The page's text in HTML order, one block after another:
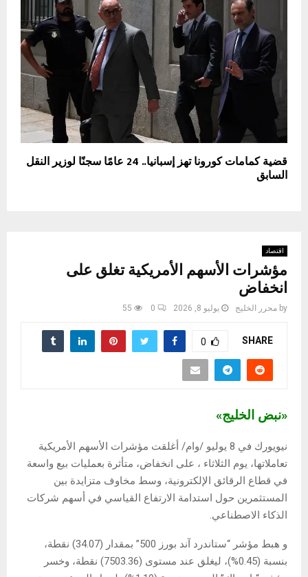
قضية كمامات كورونا تهز إسبانيا.. 24 عامًا سجنًا لوزير النقل
السابق
اقتصاد
مؤشرات الأسهم الأمريكية تغلق على
انخفاض
by محرر الخليج يوليو 8, 2026 0
55
SHARE
0
«نبض الخليج»
نيويورك في 8 يوليو /وام/ أغلقت مؤشرات الأسهم الأمريكية
تعاملاتها، يوم الثلاثاء ، على انخفاض، متأثرة بعمليات بيع واسعة
في قطاع الرقائق الإلكترونية، وسط مخاوف متزايدة بين
المستثمرين حول استدامة الارتفاع القياسي في أسهم شركات
الذكاء الاصطناعي.
و هبط مؤشر “ستاندرد آند بورز 500” بمقدار (34.07) نقطة،
بنسبة (0.45%)، ليغلق عند مستوى (7503.36) نقطة، وخسر